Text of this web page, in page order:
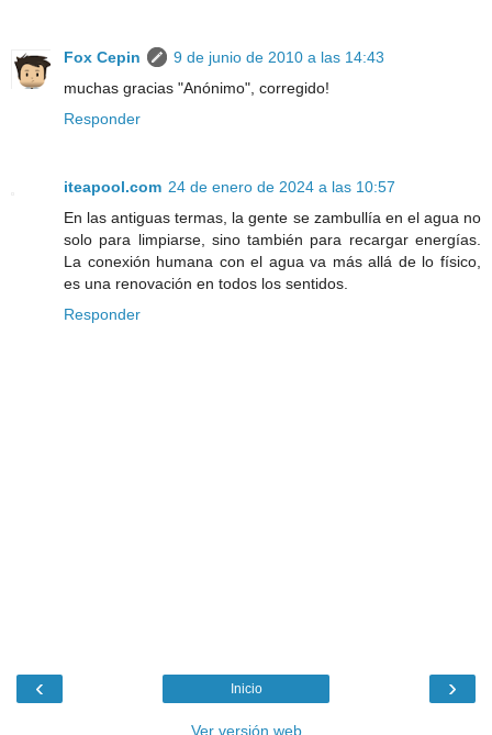
Fox Cepin
9 de junio de 2010 a las 14:43
muchas gracias "Anónimo", corregido!
Responder
iteapool.com 24 de enero de 2024 a las 10:57
En las antiguas termas, la gente se zambullía en el agua no
solo para limpiarse, sino también para recargar energías.
La conexión humana con el agua va más allá de lo físico,
es una renovación en todos los sentidos.
Responder
‹ ›
Inicio
Ver versión web